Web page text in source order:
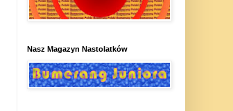
Nasz Magazyn Nastolatków